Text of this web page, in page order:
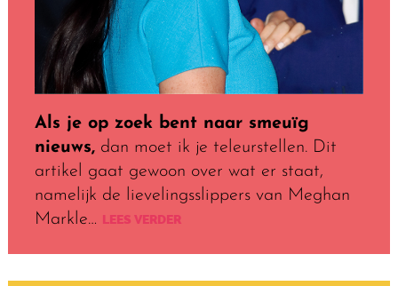
Als je op zoek bent naar smeuïg
nieuws,dan moet ik je teleurstellen. Dit
artikel gaat gewoon over wat er staat,
namelijk de lievelingsslippers van Meghan
Markle… LEES VERDER